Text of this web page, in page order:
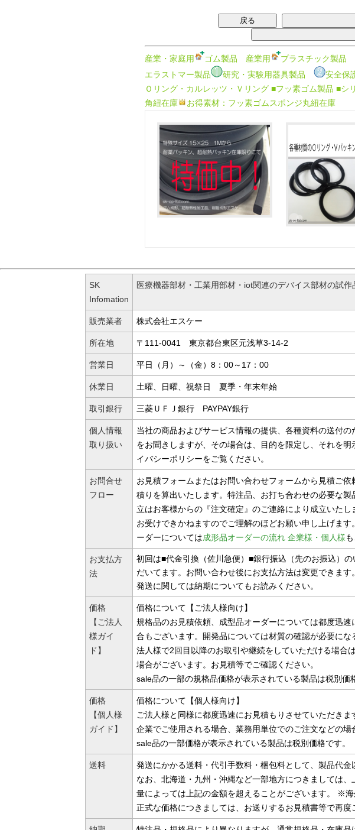
産業・家庭用 ゴム製品 産業用
プラスチック製品
エラストマー製品
研究・実験用器具製品 安全保
Ｏリング・カルレッツ・Ｖリング ■フッ素ゴム製品 ■シ
角紐在庫
お得素材：フッ素ゴムスポンジ丸紐在庫
SK
Infomation
医療機器部材・工業用部材・iot関連のデバイス部材の試
販売業者 株式会社エスケー
所在地 〒111-0041 東京都台東区元浅草3-14-2
営業日 平日（月）～（金）8：00～17：00
休業日 土曜、日曜、祝祭日 夏季・年末年始
取引銀行 三菱ＵＦＪ銀行 PAYPAY銀行
個人情報
取り扱い
当社の商品およびサービス情報の提供、各種資料の送付
をお聞きしますが、その場合は、目的を限定し、それを
イバシーポリシーをご覧ください。
お問合せ
フロー
お見積フォームまたはお問い合わせフォームから見積ご
積りを算出いたします。特注品、お打ち合わせの必要な
立はお客様からの『注文確定』のご連絡により成立いた
お受けできかねますのでご理解のほどお願い申し上げます
ーダーについては成形品オーダーの流れ 企業様・個人様
お支払方
法
初回は■代金引換（佐川急便）■銀行振込（先のお振込）
だいてます。お問い合わせ後にお支払方法は変更できます。
発送に関しては納期についてもお読みください。
価格
【ご法人
様ガイ
ド】
価格について【ご法人様向け】
規格品のお見積依頼、成型品オーダーについては都度迅
合もございます。開発品については材質の確認が必要に
法人様で2回目以降のお取引や継続をしていただける場合
場合がございます。お見積等でご確認ください。
sale品の一部の規格品価格が表示されている製品は税別価
価格
【個人様
ガイド】
価格について【個人様向け】
ご法人様と同様に都度迅速にお見積もりさせていただきま
企業でご使用される場合、業務用単位でのご注文などの
sale品の一部価格が表示されている製品は税別価格です。
送料
発送にかかる送料・代引手数料・梱包料として、製品代金
なお、北海道・九州・沖縄など一部地方につきましては
量によっては上記の金額を超えることがございます。 ※
正式な価格につきましては、お送りするお見積書等で再度